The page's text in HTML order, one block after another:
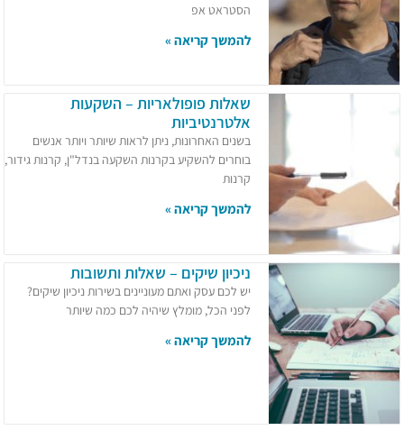
הסטראט אפ
להמשך קריאה »
שאלות פופולאריות – השקעות
אלטרנטיביות
בשנים האחרונות, ניתן לראות שיותר ויותר אנשים
בוחרים להשקיע בקרנות השקעה בנדל"ן, קרנות גידור,
קרנות
להמשך קריאה »
ניכיון שיקים – שאלות ותשובות
יש לכם עסק ואתם מעוניינים בשירות ניכיון שיקים?
לפני הכל, מומלץ שיהיה לכם כמה שיותר
להמשך קריאה »